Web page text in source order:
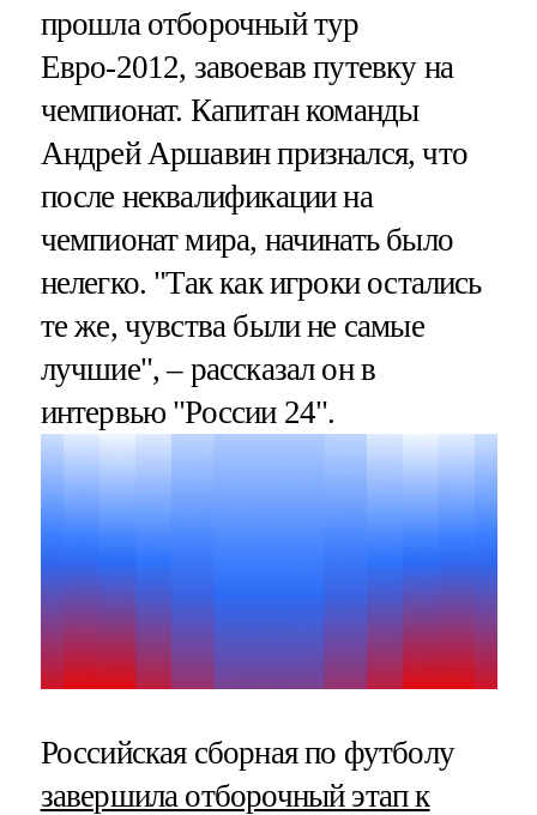
прошла отборочный тур
Евро-2012, завоевав путевку на
чемпионат. Капитан команды
Андрей Аршавин признался, что
после неквалификации на
чемпионат мира, начинать было
нелегко. "Так как игроки остались
те же, чувства были не самые
лучшие", – рассказал он в
интервью "России 24".
Российская сборная по футболу
завершила отборочный этап к